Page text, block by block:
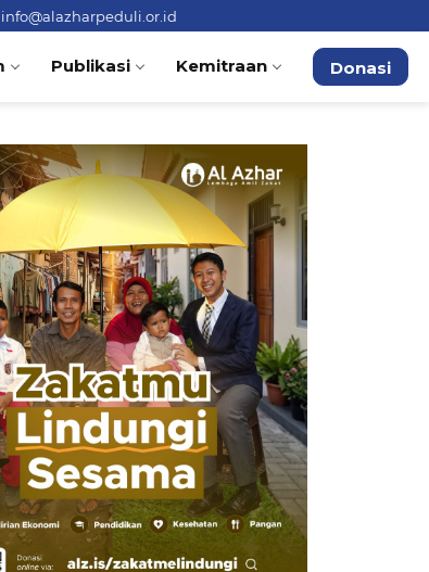
info@alazharpeduli.or.id
Publikasi Kemitraan Donasi